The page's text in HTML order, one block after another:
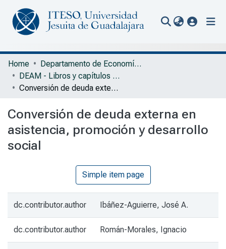
Communities & Collections
All of Repository
Portal Biblioteca
Home
Departamento de Economía, Administración y Mercadología
DEAM - Libros y capítulos de libros
Conversión de deuda externa en asistencia, promoción y desarrollo social
Conversión de deuda externa en
asistencia, promoción y desarrollo
social
Simple item page
dc.contributor.author Ibáñez-Aguierre, José A.
dc.contributor.author Román-Morales, Ignacio